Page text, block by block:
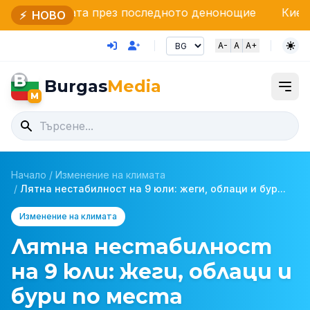
⚡ НОВО
през последното денонощие Киев отрича
A- A A+
B
M BurgasMedia
Начало / Изменение на климата
/ Лятна нестабилност на 9 юли: жеги, облаци и бур...
Изменение на климата
Лятна нестабилност
на 9 юли: жеги, облаци и
бури по места